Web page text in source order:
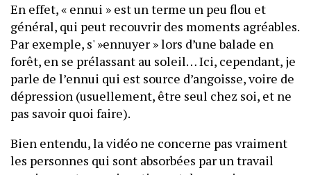
En effet, « ennui » est un terme un peu flou et
général, qui peut recouvrir des moments agréables.
Par exemple, s' »ennuyer » lors d’une balade en
forêt, en se prélassant au soleil… Ici, cependant, je
parle de l’ennui qui est source d’angoisse, voire de
dépression (usuellement, être seul chez soi, et ne
pas savoir quoi faire).
Bien entendu, la vidéo ne concerne pas vraiment
les personnes qui sont absorbées par un travail